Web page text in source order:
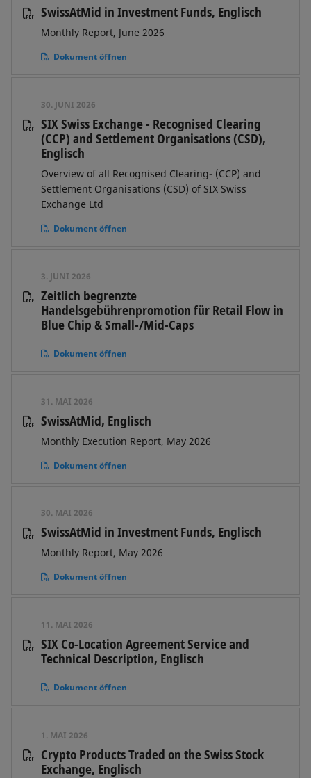
SwissAtMid in Investment Funds, Englisch
Monthly Report, June 2026
Dokument öffnen
30. JUNI 2026
SIX Swiss Exchange - Recognised Clearing
(CCP) and Settlement Organisations (CSD),
Englisch
Overview of all Recognised Clearing- (CCP) and
Settlement Organisations (CSD) of SIX Swiss
Exchange Ltd
Dokument öffnen
3. JUNI 2026
Zeitlich begrenzte
Handelsgebührenpromotion für Retail Flow in
Blue Chip & Small-/Mid-Caps
Dokument öffnen
31. MAI 2026
SwissAtMid, Englisch
Monthly Execution Report, May 2026
Dokument öffnen
30. MAI 2026
SwissAtMid in Investment Funds, Englisch
Monthly Report, May 2026
Dokument öffnen
11. MAI 2026
SIX Co-Location Agreement Service and
Technical Description, Englisch
Dokument öffnen
1. MAI 2026
Crypto Products Traded on the Swiss Stock
Exchange, Englisch